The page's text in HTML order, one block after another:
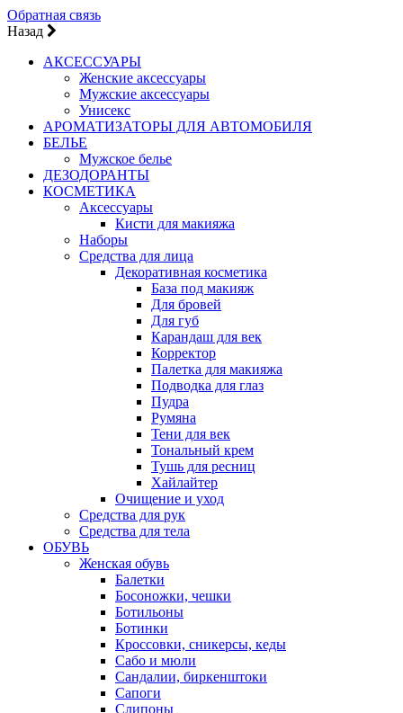
Обратная связь
Назад
АКСЕССУАРЫ
Женские аксессуары
Мужские аксессуары
Унисекс
АРОМАТИЗАТОРЫ ДЛЯ АВТОМОБИЛЯ
БЕЛЬЕ
Мужское белье
ДЕЗОДОРАНТЫ
КОСМЕТИКА
Аксессуары
Кисти для макияжа
Наборы
Средства для лица
Декоративная косметика
База под макияж
Для бровей
Для губ
Карандаш для век
Корректор
Палетка для макияжа
Подводка для глаз
Пудра
Румяна
Тени для век
Тональный крем
Тушь для ресниц
Хайлайтер
Очищение и уход
Средства для рук
Средства для тела
ОБУВЬ
Женская обувь
Балетки
Босоножки, чешки
Ботильоны
Ботинки
Кроссовки, сникерсы, кеды
Сабо и мюли
Сандалии, биркенштоки
Сапоги
Слипоны